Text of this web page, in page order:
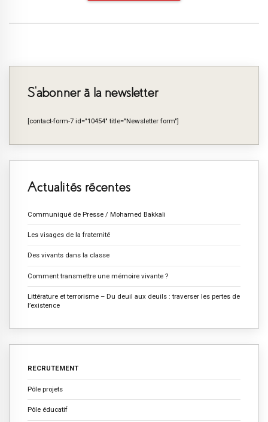
S’abonner à la newsletter
[contact-form-7 id="10454" title="Newsletter form"]
Actualités récentes
Communiqué de Presse / Mohamed Bakkali
Les visages de la fraternité
Des vivants dans la classe
Comment transmettre une mémoire vivante ?
Littérature et terrorisme – Du deuil aux deuils : traverser les pertes de
l’existence
RECRUTEMENT
Pôle projets
Pôle éducatif